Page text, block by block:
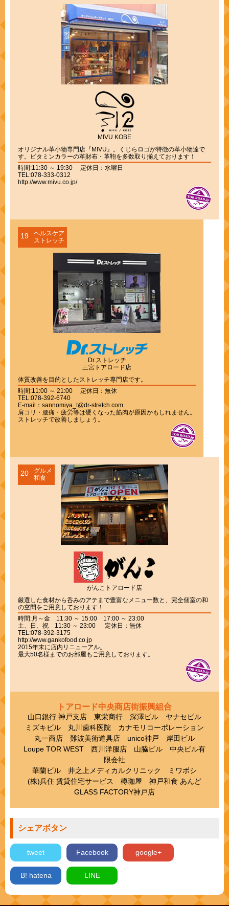
MIVU KOBE
オリジナル革小物専門店『MIVU』。くじらロゴが特徴の革小物達で
す。ビタミンカラーの革財布・革鞄を多数取り揃えております！
時間:11:30 ～ 19:30 定休日：水曜日
TEL:078-333-0312
http://www.mivu.co.jp/
19
ヘルスケア
ストレッチ
Dr.ストレッチ
三宮トアロード店
体質改善を目的としたストレッチ専門店です。
時間:11:00 ～ 21:00 定休日：無休
TEL:078-392-6740
E-mail：sannomiya_t@dr-stretch.com
肩コリ・腰痛・疲労等は硬くなった筋肉が原因かもしれません。
ストレッチで改善しましょう。
20
グルメ
和食
がんこトアロード店
厳選した食材から呑みのアテまで豊富なメニュー数と、完全個室の和
の空間をご用意しております！
時間:月～金 11:30 ～ 15:00 17:00 ～ 23:00
土、日、祝 11:30 ～ 23:00 定休日：無休
TEL:078-392-3175
http://www.gankofood.co.jp
2015年末に店内リニューアル。
最大50名様までのお部屋もご用意しております。
トアロード中央商店街振興組合
山口銀行 神戸支店 東栄商行 深澤ビル ヤナセビル
ミズキビル 丸川歯科医院 カナモリコーポレーション
丸一商店 難波美術道具店 unico神戸 岸田ビル
Loupe TOR WEST 西川洋服店 山脇ビル 中央ビル有
限会社
華蘭ビル 井之上メディカルクリニック ミワボシ
(株)兵住 賃貸住宅サービス 樽珈屋 神戸和食 あんど
GLASS FACTORY神戸店
シェアボタン
tweet Facebook google+
B! hatena LINE